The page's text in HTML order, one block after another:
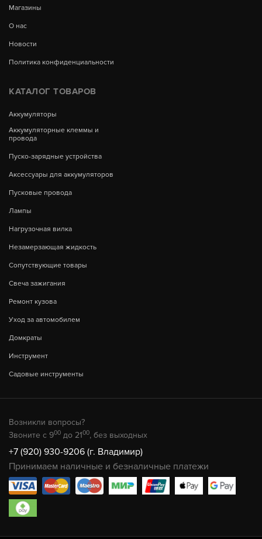
Магазины
О нас
Новости
Политика конфиденциальности
КАТАЛОГ ТОВАРОВ
Аккумуляторы
Аккумуляторные клеммы и
провода
Пуско-зарядные устройства
Аксессуары для аккумуляторов
Пусковые провода
Лампы
Нагрузочная вилка
Незамерзающая жидкость
Сопутствующие товары
Свеча зажигания
Ремонт кузова
Уход за автомобилем
Домкраты
Инструмент
Садовые инструменты
Возникли вопросы?
Звоните с 900 до 2100, без выходных
+7 (920) 930-9206 (г. Владимир)
Принимаем наличные и безналичные платежи